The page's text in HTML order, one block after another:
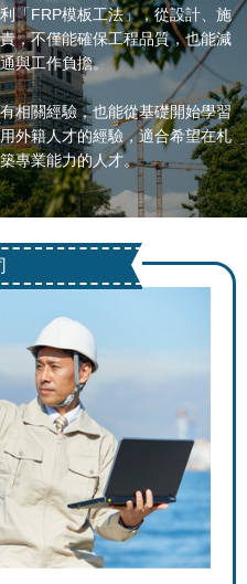
「FRP模板工法」，從設計、施
，不僅能確保工程品質，也能減
與工作負擔。
相關經驗，也能從基礎開始學習
外籍人才的經驗，適合希望在札
專業能力的人才。